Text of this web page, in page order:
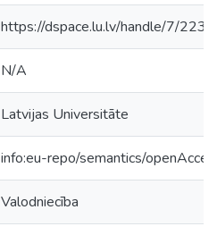
https://dspace.lu.lv/handle/7/
N/A
Latvijas Universitāte
info:eu-repo/semantics/
Valodniecība